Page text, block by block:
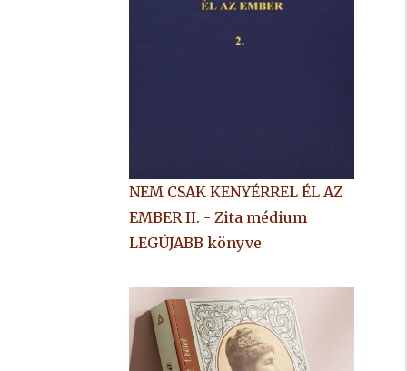
NEM CSAK KENYÉRREL ÉL AZ
EMBER II. - Zita médium
LEGÚJABB könyve